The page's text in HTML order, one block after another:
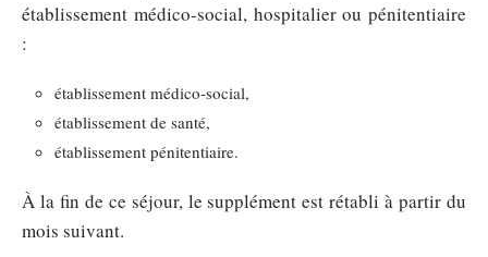
établissement médico-social, hospitalier ou pénitentiaire
:
établissement médico-social,
établissement de santé,
établissement pénitentiaire.
À la fin de ce séjour, le supplément est rétabli à partir du
mois suivant.